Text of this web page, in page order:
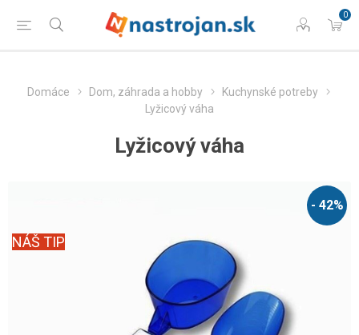
0
Domáce Dom, záhrada a hobby
Kuchynské potreby
Lyžicový váha
Lyžicový váha
- 42%
NÁŠ TIP